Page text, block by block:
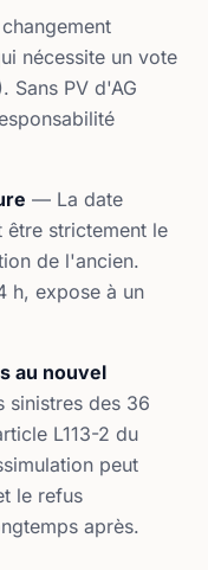
nécessite un vote
Sans PV d'AG
— La date
strictement le
de l'ancien.
h, expose à un
au nouvel
des 36
L113-2 du
peut
le refus
après.